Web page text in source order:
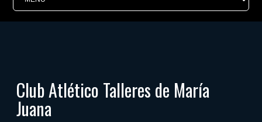
Club Atlético Talleres de María
Juana